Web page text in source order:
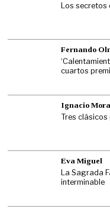
Los secretos
Fernando
cuartos
Ignacio Mora
Tres
Eva Miguel
La Sagrada
interminable